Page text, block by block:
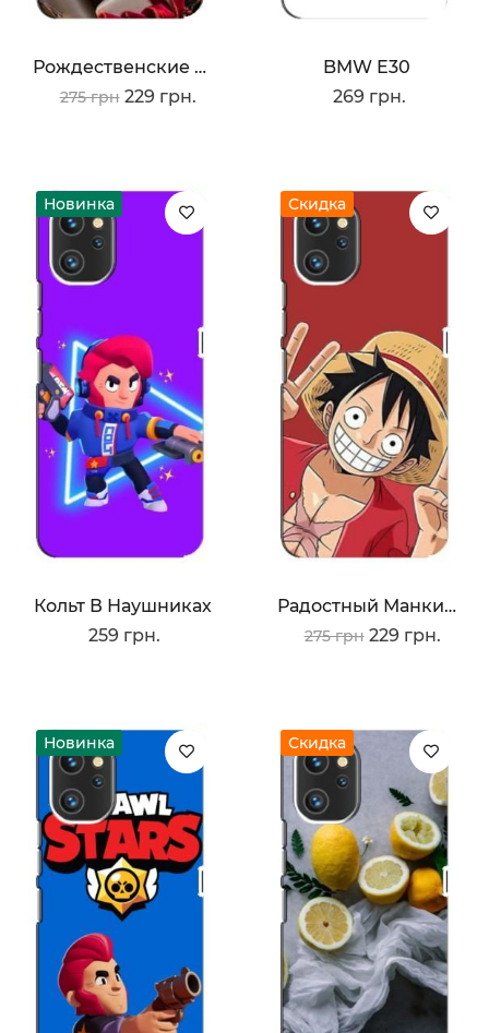
Рождественские Подарки
275 грн 229 грн.
BMW E30
269 грн.
Новинка
Кольт В Наушниках
259 грн.
Скидка
Радостный Манки Де Луффи
275 грн 229 грн.
Новинка Скидка